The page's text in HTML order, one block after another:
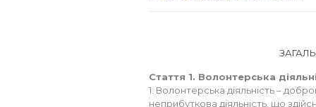
Стаття 1. Волонтерська
1. Волонтерська діяльність –
неприбуткова діяльність, що